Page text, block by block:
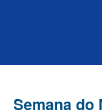
Semana do